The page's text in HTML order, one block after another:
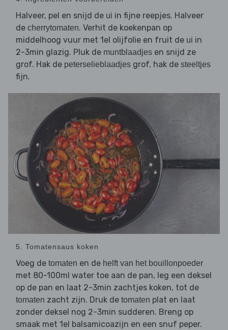
Halveer, pel en snijd de ui in fijne reepjes. Halveer
de cherrytomaten. Verhit de koekenpan op
middelhoog vuur met 1el olijfolie en fruit de ui in
2-3min glazig. Pluk de muntblaadjes en snijd ze
grof. Hak de peterselieblaadjes grof, hak de steeltjes
fijn.
5. Tomatensaus koken
Voeg de tomaten en de helft van het bouillonpoeder
met 80-100ml water toe aan de pan, leg een deksel
op de pan en laat 2-3min zachtjes koken, tot de
tomaten zacht zijn. Druk de tomaten plat en laat
zonder deksel nog 2-3min sudderen. Breng op
smaak met 1el balsamicoazijn en een snuf peper.